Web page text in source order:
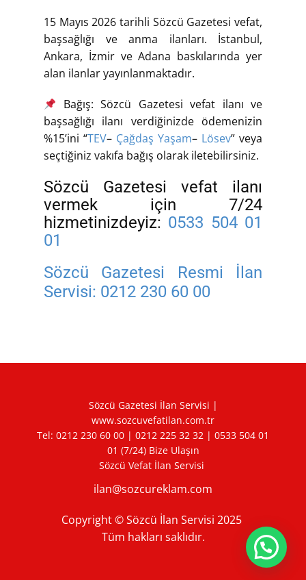
15 Mayıs 2026 tarihli Sözcü Gazetesi vefat,
başsağlığı ve anma ilanları. İstanbul,
Ankara, İzmir ve Adana baskılarında yer
alan ilanlar yayınlanmaktadır.
Bağış: Sözcü Gazetesi vefat ilanı ve
başsağlığı ilanı verdiğinizde ödemenizin
%15’ini “TEV– Çağdaş Yaşam– Lösev” veya
seçtiğiniz vakıfa bağış olarak iletebilirsiniz.
Sözcü Gazetesi vefat ilanı
vermek için 7/24
hizmetinizdeyiz: 0533 504 01
01
Sözcü Gazetesi Resmi İlan
Servisi: 0212 230 60 00
Sözcü Gazetesi İlan Servisi |
www.sozcuvefatilan.com.tr
Tel: 0212 230 60 00 | 0212 225 32 32 | 0533 504 01
01 (7/24) Bize Ulaşın
Sözcü Vefat İlan Servisi
ilan@sozcureklam.com
Copyright © Sözcü İlan Servisi 2025
Tüm hakları saklıdır.